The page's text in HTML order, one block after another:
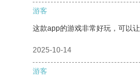
游客
这款app的游戏非常好玩，可以让
2025-10-14
游客